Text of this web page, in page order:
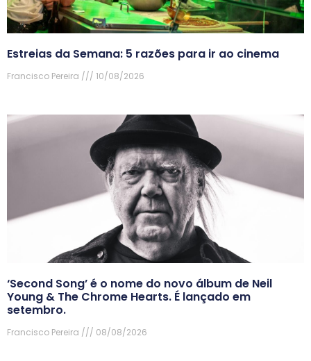
Estreias da Semana: 5 razões para ir ao cinema
Francisco Pereira 10/08/2026
‘Second Song’ é o nome do novo álbum de Neil
Young & The Chrome Hearts. É lançado em
setembro.
Francisco Pereira 08/08/2026